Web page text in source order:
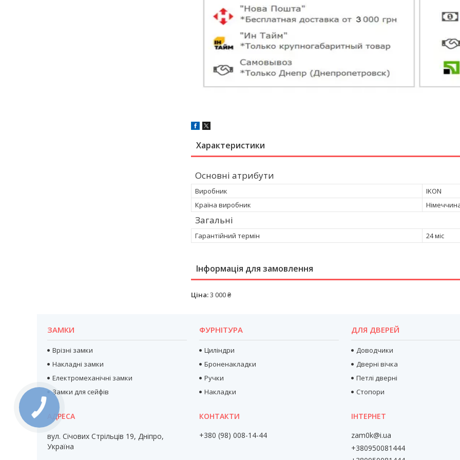
Характеристики
Основні атрибути
Виробник
IKON
Країна виробник
Загальні
Гарантійний термін 24 міс
Інформація для замовлення
Ціна:3 000 ₴
ЗАМКИ
Врізні замки
Накладні замки
Електромеханічні замки
Замки для сейфів
ФУРНІТУРА
Циліндри
Броненакладки
Ручки
Накладки
ДЛЯ ДВЕРЕЙ
Доводчики
Дверні вічка
Петлі дверні
Стопори
вул. Січових Стрільців 19, Дніпро,
Україна
+380 (98) 008-14-44
zam0k@i.ua
+380950081444